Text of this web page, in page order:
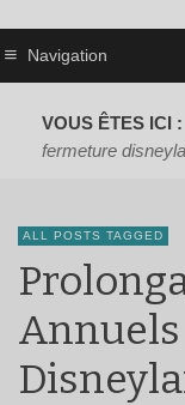
Navigation
VOUS ÊTES ICI :
fermeture
ALL POSTS TAGGED